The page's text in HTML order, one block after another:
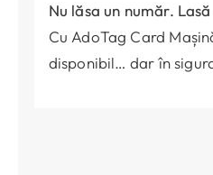
Nu lăsa un număr.
Cu AdoTag Card
disponibil… dar în